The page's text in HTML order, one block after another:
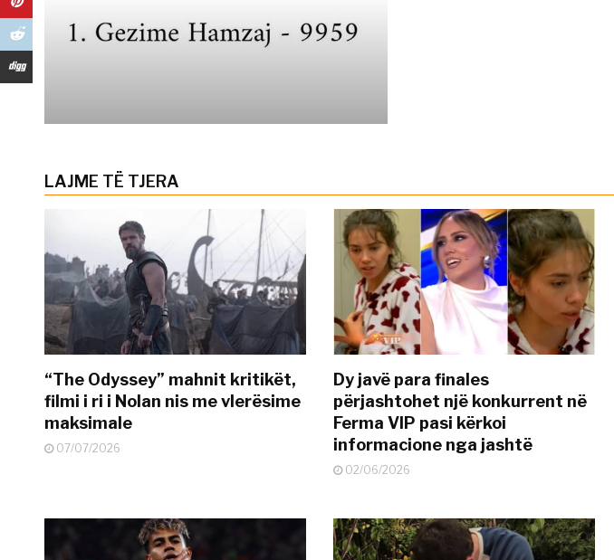
LAJME TË TJERA
“The Odyssey” mahnit kritikët,
filmi i ri i Nolan nis me vlerësime
maksimale
07/07/2026
Dy javë para finales
përjashtohet një konkurrent në
Ferma VIP pasi kërkoi
informacione nga jashtë
02/06/2026